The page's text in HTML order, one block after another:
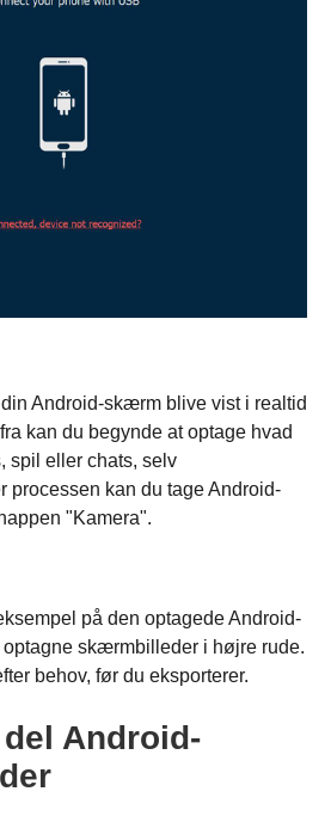
Android-skærm blive vist i realtid
kan du begynde at optage hvad
spil eller chats, selv
processen kan du tage Android-
"Kamera".
på den optagede Android-
skærmbilleder i højre rude.
behov, før du eksporterer.
Android-